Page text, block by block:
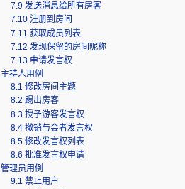
7.9 发送消息给所有房客
7.10 注册到房间
7.11 获取成员列表
7.12 发现保留的房间昵称
7.13 申请发言权
主持人用例
8.1 修改房间主题
8.2 踢出房客
8.3 授予游客发言权
8.4 撤销与会者发言权
8.5 修改发言权列表
8.6 批准发言权申请
管理员用例
9.1 禁止用户